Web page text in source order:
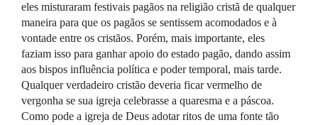
eles misturaram festivais pagãos na religião cristã de qualquer
maneira para que os pagãos se sentissem acomodados e à
vontade entre os cristãos. Porém, mais importante, eles
faziam isso para ganhar apoio do estado pagão, dando assim
aos bispos influência política e poder temporal, mais tarde.
Qualquer verdadeiro cristão deveria ficar vermelho de
vergonha se sua igreja celebrasse a quaresma e a páscoa.
Como pode a igreja de Deus adotar ritos de uma fonte tão